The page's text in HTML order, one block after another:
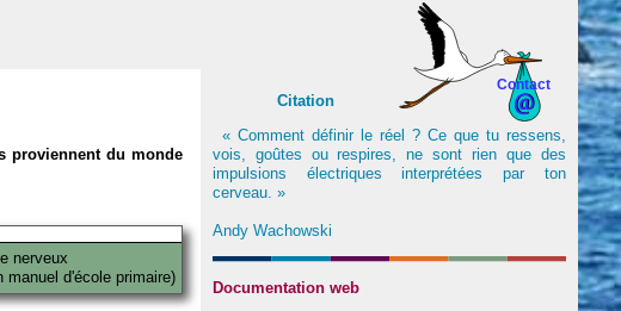
proviennent du monde
nerveux
manuel d'école primaire)
Contact
Citation
« Comment définir le réel ? Ce que tu ressens,
vois, goûtes ou respires, ne sont rien que des
impulsions électriques interprétées par ton
cerveau. »
Andy Wachowski
Documentation web